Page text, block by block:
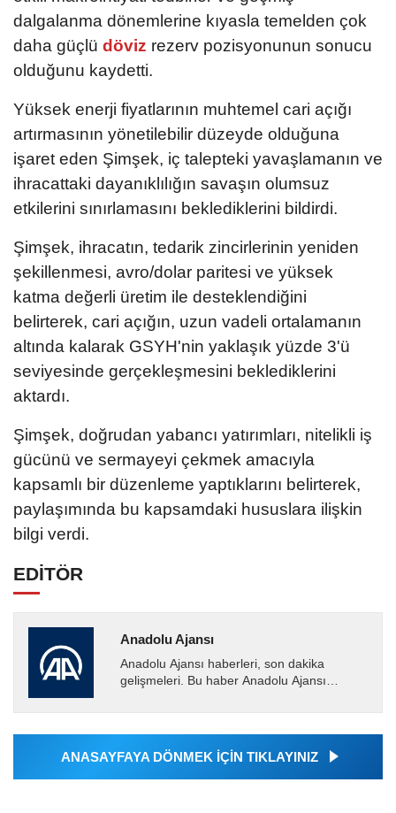
dalgalanma dönemlerine kıyasla temelden çok
daha güçlü döviz rezerv pozisyonunun sonucu
olduğunu kaydetti.
Yüksek enerji fiyatlarının muhtemel cari açığı
artırmasının yönetilebilir düzeyde olduğuna
işaret eden Şimşek, iç talepteki yavaşlamanın ve
ihracattaki dayanıklılığın savaşın olumsuz
etkilerini sınırlamasını beklediklerini bildirdi.
Şimşek, ihracatın, tedarik zincirlerinin yeniden
şekillenmesi, avro/dolar paritesi ve yüksek
katma değerli üretim ile desteklendiğini
belirterek, cari açığın, uzun vadeli ortalamanın
altında kalarak GSYH'nin yaklaşık yüzde 3'ü
seviyesinde gerçekleşmesini beklediklerini
aktardı.
Şimşek, doğrudan yabancı yatırımları, nitelikli iş
gücünü ve sermayeyi çekmek amacıyla
kapsamlı bir düzenleme yaptıklarını belirterek,
paylaşımında bu kapsamdaki hususlara ilişkin
bilgi verdi.
EDİTÖR
Anadolu Ajansı
Anadolu Ajansı haberleri, son dakika
gelişmeleri. Bu haber Anadolu Ajansı
tarafından geçilen tüm...
ANASAYFAYA DÖNMEK İÇİN TIKLAYINIZ